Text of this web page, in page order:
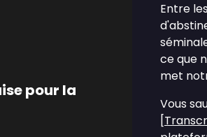
pour la
Entre
ce que
met
Vous
[